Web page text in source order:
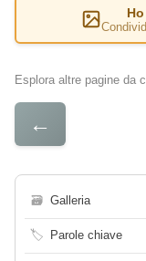
Esplora altre pagine da
←
🗃 Galleria
🏷 Parole chiave